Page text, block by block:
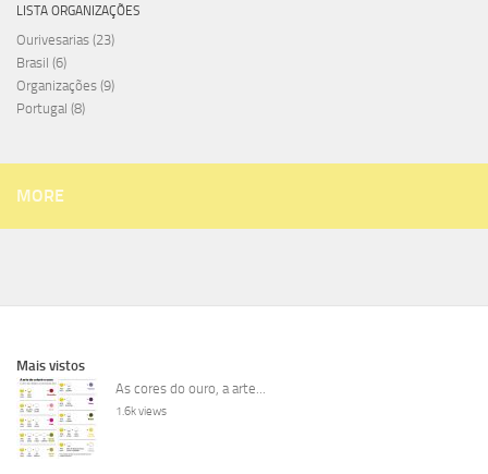
LISTA ORGANIZAÇÕES
Ourivesarias (23)
Brasil (6)
Organizações (9)
Portugal (8)
MORE
Mais vistos
As cores do ouro, a arte...
1.6k views